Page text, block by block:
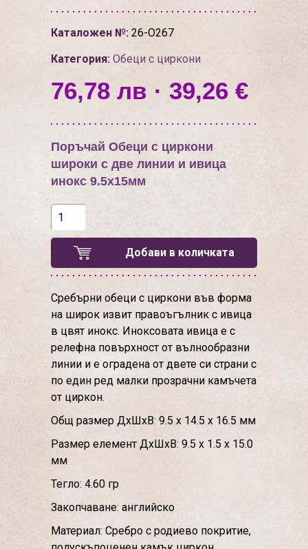
Каталожен №: 26-О267
Категория: Обеци с циркони
76,78 лв · 39,26 €
Поръчай Обеци с циркони
широки с две линии и ивица
инокс 9.5х15мм
Добави в количката
Сребърни обеци с циркони във форма
на широк извит правоъгълник с ивица
в цвят инокс. Иноксовата ивица е с
релефна повърхност от вълнообразни
линии и е оградена от двете си страни с
по един ред малки прозрачни камъчета
от циркон.
Общ размер ДхШхВ: 9.5 х 14.5 х 16.5 мм
Размер елемент ДхШхВ: 9.5 х 1.5 х 15.0
мм
Тегло: 4.60 гр
Закопчаване: английско
Материал: Сребро с родиево покритие,